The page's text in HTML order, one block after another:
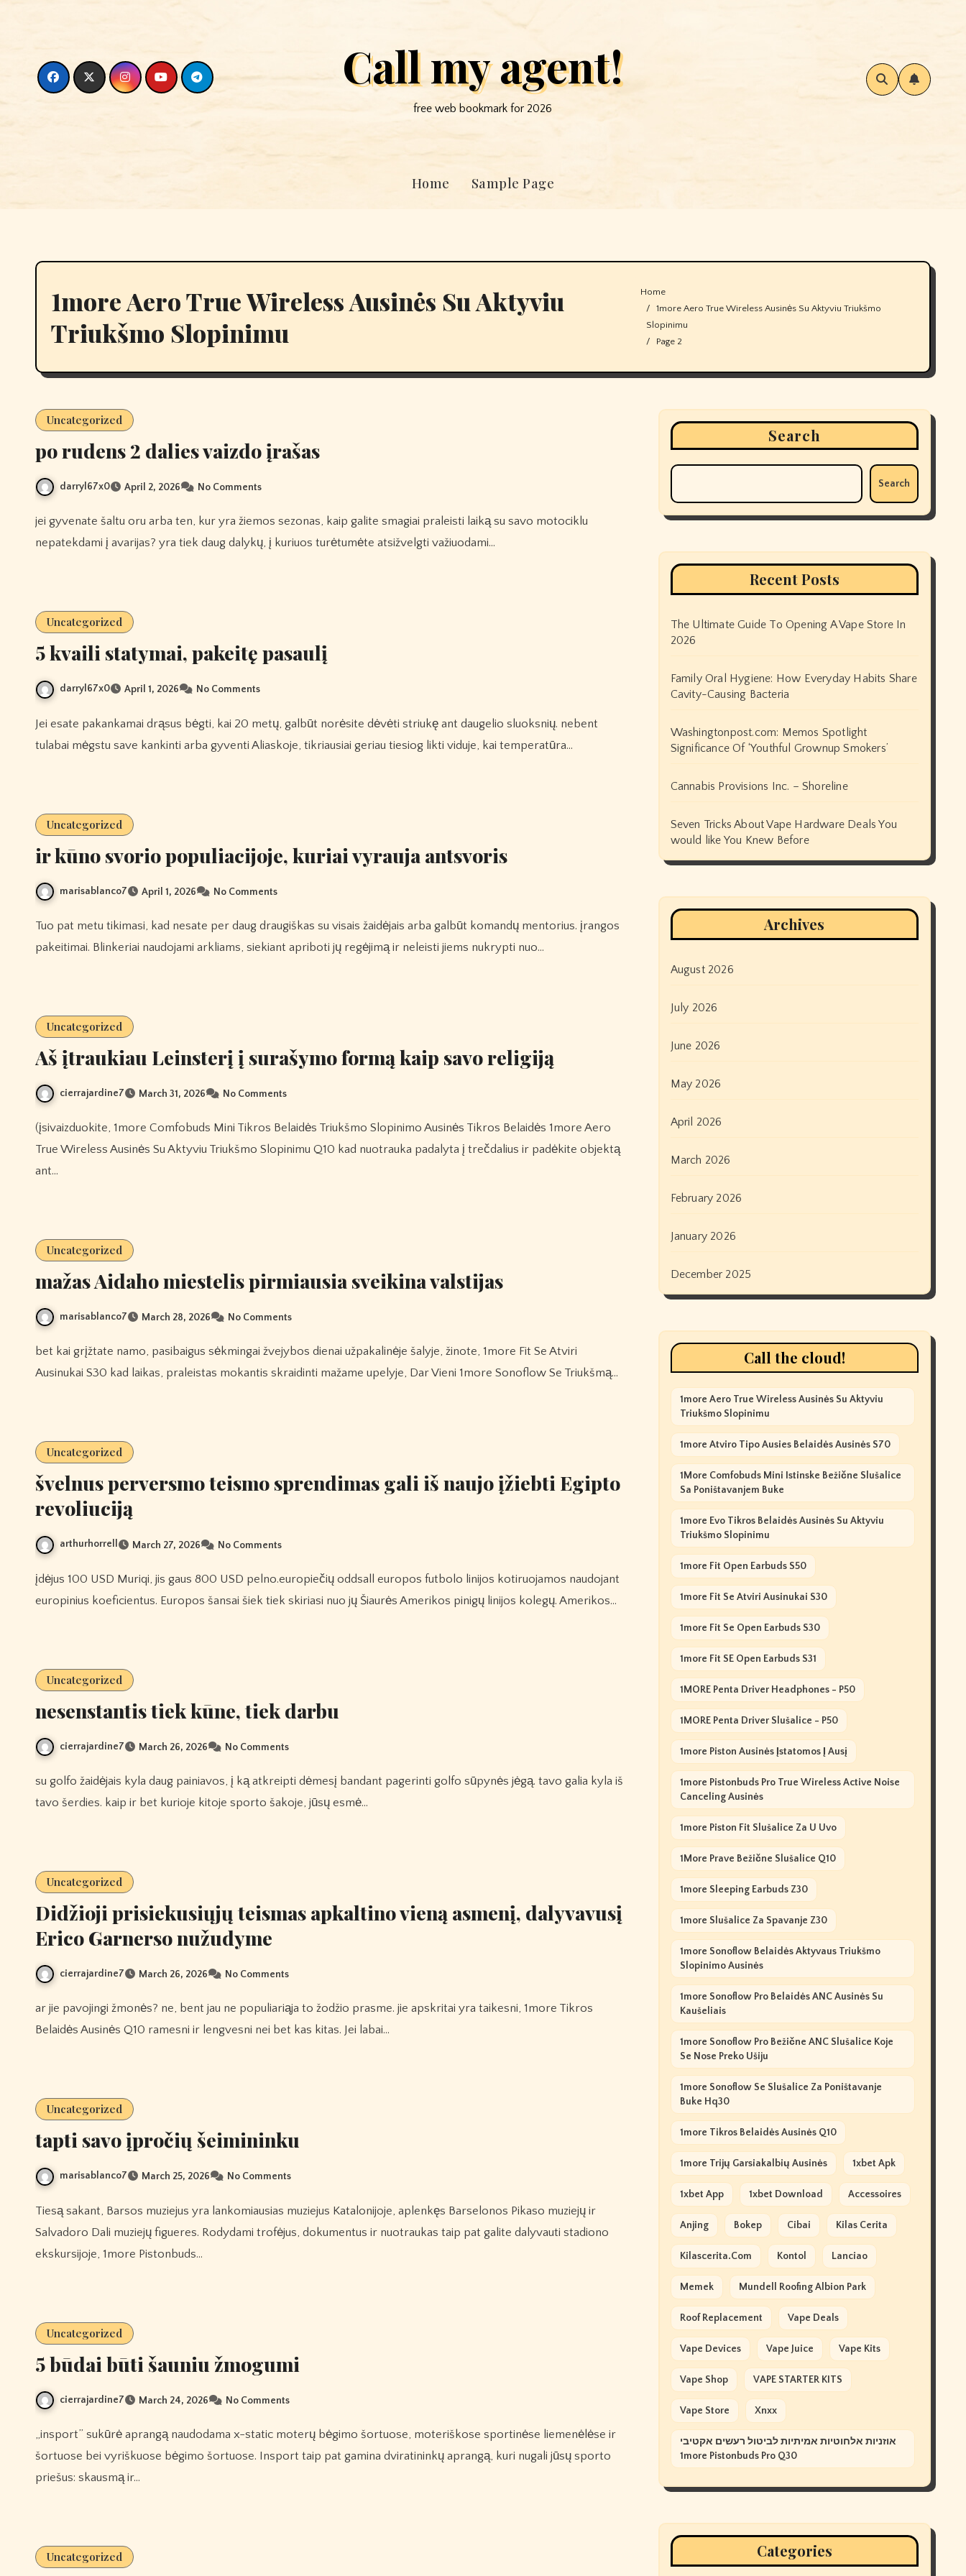
Call my agent!
free web bookmark for 2026
Home Sample Page
1more Aero True Wireless Ausinės Su Aktyviu
Triukšmo Slopinimu
Home
1more Aero True Wireless Ausinės Su Aktyviu Triukšmo
Slopinimu
Page 2
Uncategorized
po rudens 2 dalies vaizdo įrašas
darryl67x0 April 2, 2026 No Comments
jei gyvenate šaltu oru arba ten, kur yra žiemos sezonas, kaip galite smagiai praleisti laiką su savo motociklu
nepatekdami į avarijas? yra tiek daug dalykų, į kuriuos turėtumėte atsižvelgti važiuodami…
Uncategorized
5 kvaili statymai, pakeitę pasaulį
darryl67x0 April 1, 2026 No Comments
Jei esate pakankamai drąsus bėgti, kai 20 metų, galbūt norėsite dėvėti striukę ant daugelio sluoksnių. nebent
tulabai mėgstu save kankinti arba gyventi Aliaskoje, tikriausiai geriau tiesiog likti viduje, kai temperatūra…
Uncategorized
ir kūno svorio populiacijoje, kuriai vyrauja antsvoris
marisablanco7 April 1, 2026 No Comments
Tuo pat metu tikimasi, kad nesate per daug draugiškas su visais žaidėjais arba galbūt komandų mentorius. įrangos
pakeitimai. Blinkeriai naudojami arkliams, siekiant apriboti jų regėjimą ir neleisti jiems nukrypti nuo…
Uncategorized
Aš įtraukiau Leinsterį į surašymo formą kaip savo religiją
cierrajardine7 March 31, 2026 No Comments
(įsivaizduokite, 1more Comfobuds Mini Tikros Belaidės Triukšmo Slopinimo Ausinės Tikros Belaidės 1more Aero
True Wireless Ausinės Su Aktyviu Triukšmo Slopinimu Q10 kad nuotrauka padalyta į trečdalius ir padėkite objektą
ant…
Uncategorized
mažas Aidaho miestelis pirmiausia sveikina valstijas
marisablanco7 March 28, 2026 No Comments
bet kai grįžtate namo, pasibaigus sėkmingai žvejybos dienai užpakalinėje šalyje, žinote, 1more Fit Se Atviri
Ausinukai S30 kad laikas, praleistas mokantis skraidinti mažame upelyje, Dar Vieni 1more Sonoflow Se Triukšmą…
Uncategorized
švelnus perversmo teismo sprendimas gali iš naujo įžiebti Egipto
revoliuciją
arthurhorrell March 27, 2026 No Comments
įdėjus 100 USD Muriqi, jis gaus 800 USD pelno.europiečių oddsall europos futbolo linijos kotiruojamos naudojant
europinius koeficientus. Europos šansai šiek tiek skiriasi nuo jų Šiaurės Amerikos pinigų linijos kolegų. Amerikos…
Uncategorized
nesenstantis tiek kūne, tiek darbu
cierrajardine7 March 26, 2026 No Comments
su golfo žaidėjais kyla daug painiavos, į ką atkreipti dėmesį bandant pagerinti golfo sūpynės jėgą. tavo galia kyla iš
tavo šerdies. kaip ir bet kurioje kitoje sporto šakoje, jūsų esmė…
Uncategorized
Didžioji prisiekusiųjų teismas apkaltino vieną asmenį, dalyvavusį
Erico Garnerso nužudyme
cierrajardine7 March 26, 2026 No Comments
ar jie pavojingi žmonės? ne, bent jau ne populiariąja to žodžio prasme. jie apskritai yra taikesni, 1more Tikros
Belaidės Ausinės Q10 ramesni ir lengvesni nei bet kas kitas. Jei labai…
Uncategorized
tapti savo įpročių šeimininku
marisablanco7 March 25, 2026 No Comments
Tiesą sakant, Barsos muziejus yra lankomiausias muziejus Katalonijoje, aplenkęs Barselonos Pikaso muziejų ir
Salvadoro Dali muziejų figueres. Rodydami trofėjus, dokumentus ir nuotraukas taip pat galite dalyvauti stadiono
ekskursijoje, 1more Pistonbuds…
Uncategorized
5 būdai būti šauniu žmogumi
cierrajardine7 March 24, 2026 No Comments
„insport” sukūrė aprangą naudodama x-static moterų bėgimo šortuose, moteriškose sportinėse liemenėlėse ir
šortuose bei vyriškuose bėgimo šortuose. Insport taip pat gamina dviratininkų aprangą, kuri nugali jūsų sporto
priešus: skausmą ir…
Uncategorized
Search
Search
Recent Posts
The Ultimate Guide To Opening A Vape Store In
2026
Family Oral Hygiene: How Everyday Habits Share
Cavity-Causing Bacteria
Washingtonpost.com: Memos Spotlight
Significance Of ‘Youthful Grownup Smokers’
Cannabis Provisions Inc. – Shoreline
Seven Tricks About Vape Hardware Deals You
would like You Knew Before
Archives
August 2026
July 2026
June 2026
May 2026
April 2026
March 2026
February 2026
January 2026
December 2025
Call the cloud!
1more Aero True Wireless Ausinės Su Aktyviu
Triukšmo Slopinimu
1more Atviro Tipo Ausies Belaidės Ausinės S70
1More Comfobuds Mini Istinske Bežične Slušalice
Sa Poništavanjem Buke
1more Evo Tikros Belaidės Ausinės Su Aktyviu
Triukšmo Slopinimu
1more Fit Open Earbuds S50
1more Fit Se Atviri Ausinukai S30
1more Fit Se Open Earbuds S30
1more Fit SE Open Earbuds S31
1MORE Penta Driver Headphones - P50
1MORE Penta Driver Slušalice - P50
1more Piston Ausinės Įstatomos Į Ausį
1more Pistonbuds Pro True Wireless Active Noise
Canceling Ausinės
1more Piston Fit Slušalice Za U Uvo
1More Prave Bežične Slušalice Q10
1more Sleeping Earbuds Z30
1more Slušalice Za Spavanje Z30
1more Sonoflow Belaidės Aktyvaus Triukšmo
Slopinimo Ausinės
1more Sonoflow Pro Belaidės ANC Ausinės Su
Kaušeliais
1more Sonoflow Pro Bežične ANC Slušalice Koje
Se Nose Preko Ušiju
1more Sonoflow Se Slušalice Za Poništavanje
Buke Hq30
1more Tikros Belaidės Ausinės Q10
1more Trijų Garsiakalbių Ausinės 1xbet Apk
1xbet App 1xbet Download Accessoires
Anjing Bokep Cibai Kilas Cerita
Kilascerita.com Kontol Lanciao
Memek Mundell Roofing Albion Park
Roof Replacement Vape Deals
Vape Devices Vape Juice Vape Kits
Vape Shop VAPE STARTER KITS
Vape Store Xnxx
אוזניות אלחוטיות אמיתיות לביטול רעשים אקטיבי
1more Pistonbuds Pro Q30
Categories